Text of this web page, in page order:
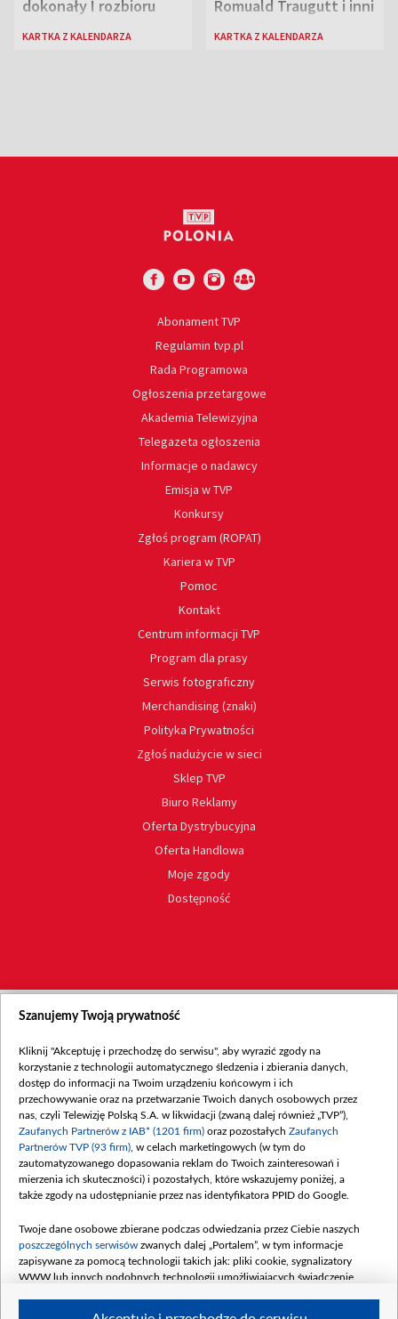
dokonały I rozbioru
Polski
KARTKA Z KALENDARZA
Romuald Traugutt i inni
przywódcy Powstania
KARTKA Z KALENDARZA
Abonament TVP
Regulamin tvp.pl
Rada Programowa
Ogłoszenia przetargowe
Akademia Telewizyjna
Telegazeta ogłoszenia
Informacje o nadawcy
Emisja w TVP
Konkursy
Zgłoś program (ROPAT)
Kariera w TVP
Pomoc
Kontakt
Centrum informacji TVP
Program dla prasy
Serwis fotograficzny
Merchandising (znaki)
Polityka Prywatności
Zgłoś nadużycie w sieci
Sklep TVP
Biuro Reklamy
Oferta Dystrybucyjna
Oferta Handlowa
Moje zgody
Dostępność
Szanujemy Twoją prywatność
Kliknij "Akceptuję i przechodzę do serwisu", aby wyrazić zgody na
korzystanie z technologii automatycznego śledzenia i zbierania danych,
dostęp do informacji na Twoim urządzeniu końcowym i ich
przechowywanie oraz na przetwarzanie Twoich danych osobowych przez
nas, czyli Telewizję Polską S.A. w likwidacji (zwaną dalej również „TVP”),
Zaufanych Partnerów z IAB* (1201 firm) oraz pozostałych Zaufanych
Partnerów TVP (93 firm) , w celach marketingowych (w tym do
zautomatyzowanego dopasowania reklam do Twoich zainteresowań i
mierzenia ich skuteczności) i pozostałych, które wskazujemy poniżej, a
także zgody na udostępnianie przez nas identyfikatora PPID do Google.
Twoje dane osobowe zbierane podczas odwiedzania przez Ciebie naszych
poszczególnych serwisów zwanych dalej „Portalem”, w tym informacje
zapisywane za pomocą technologii takich jak: pliki cookie, sygnalizatory
WWW lub innych podobnych technologii umożliwiających świadczenie